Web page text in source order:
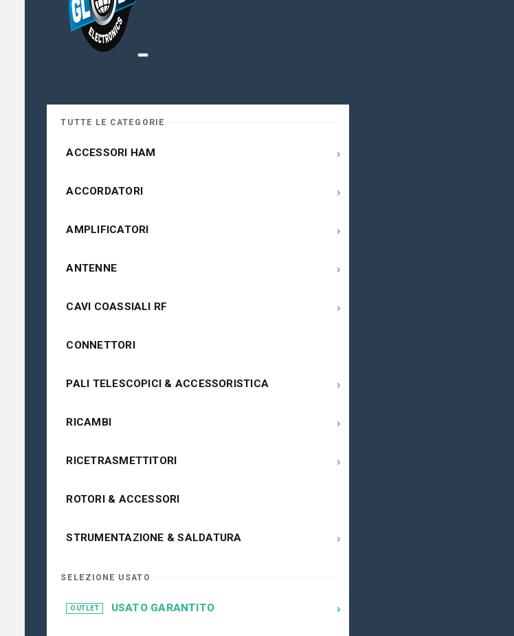
TUTTE LE CATEGORIE
ACCESSORI HAM ›
ACCORDATORI ›
AMPLIFICATORI ›
ANTENNE ›
CAVI COASSIALI RF ›
CONNETTORI
PALI TELESCOPICI & ACCESSORISTICA ›
RICAMBI ›
RICETRASMETTITORI ›
ROTORI & ACCESSORI
STRUMENTAZIONE & SALDATURA ›
SELEZIONE USATO
OUTLET USATO GARANTITO ›